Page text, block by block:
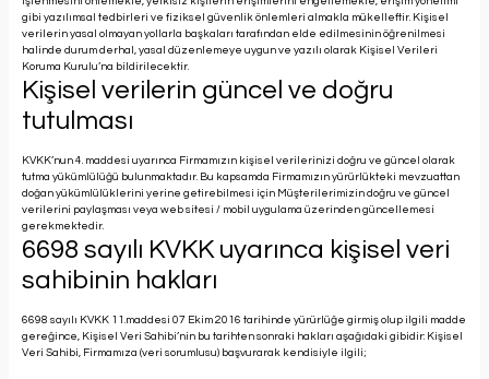
gibi yazılımsal tedbirleri ve fiziksel güvenlik önlemleri almakla mükelleftir. Kişisel
verilerin yasal olmayan yollarla başkaları tarafından elde edilmesinin öğrenilmesi
halinde durum derhal, yasal düzenlemeye uygun ve yazılı olarak Kişisel Verileri
Koruma Kurulu’na bildirilecektir.
Kişisel verilerin güncel ve doğru
tutulması
KVKK’nun 4. maddesi uyarınca Firmamızın kişisel verilerinizi doğru ve güncel olarak
tutma yükümlülüğü bulunmaktadır. Bu kapsamda Firmamızın yürürlükteki mevzuattan
doğan yükümlülüklerini yerine getirebilmesi için Müşterilerimizin doğru ve güncel
verilerini paylaşması veya web sitesi / mobil uygulama üzerinden güncellemesi
gerekmektedir.
6698 sayılı KVKK uyarınca kişisel veri
sahibinin hakları
6698 sayılı KVKK 11.maddesi 07 Ekim 2016 tarihinde yürürlüğe girmiş olup ilgili madde
gereğince, Kişisel Veri Sahibi’nin bu tarihten sonraki hakları aşağıdaki gibidir: Kişisel
Veri Sahibi, Firmamıza (veri sorumlusu) başvurarak kendisiyle ilgili;